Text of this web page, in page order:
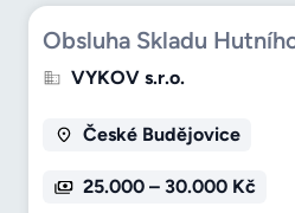
Obsluha Skladu
VYKOV s.r.o.
České Budějovice
25.000 – 30.000 Kč